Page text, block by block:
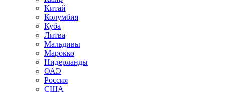
Китай
Колумбия
Куба
Литва
Мальдивы
Марокко
Нидерланды
ОАЭ
Россия
США